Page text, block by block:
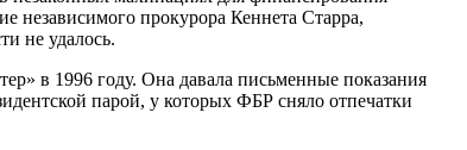
независимого прокурора Кеннета Старра,
не удалось.
в 1996 году. Она давала письменные показания
парой, у которых ФБР сняло отпечатки